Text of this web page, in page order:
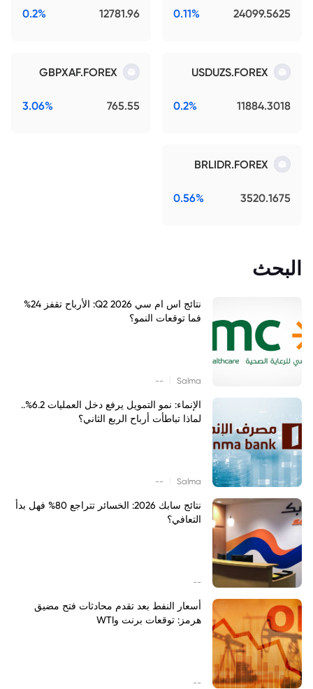
24099.5625
0.11%
12781.96
0.2%
USDUZS.FOREX
11884.3018
0.2%
GBPXAF.FOREX
765.55
3.06%
BRLIDR.FOREX
3520.1675
0.56%
البحث
نتائج اس ام سي Q2 2026: الأرباح تقفز 24%
فما توقعات النمو؟
Salma
--
الإنماء: نمو التمويل يرفع دخل العمليات 6.2%..
لماذا تباطأت أرباح الربع الثاني؟
Salma
--
نتائج سابك 2026: الخسائر تتراجع 80% فهل بدأ
التعافي؟
--
أسعار النفط بعد تقدم محادثات فتح مضيق
هرمز: توقعات برنت وWTI
--